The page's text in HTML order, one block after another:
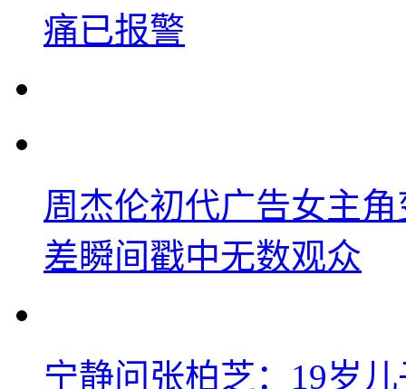
痛已报警
周杰伦初代广告女主
差瞬间戳中无数观众
宁静问张柏芝：19岁